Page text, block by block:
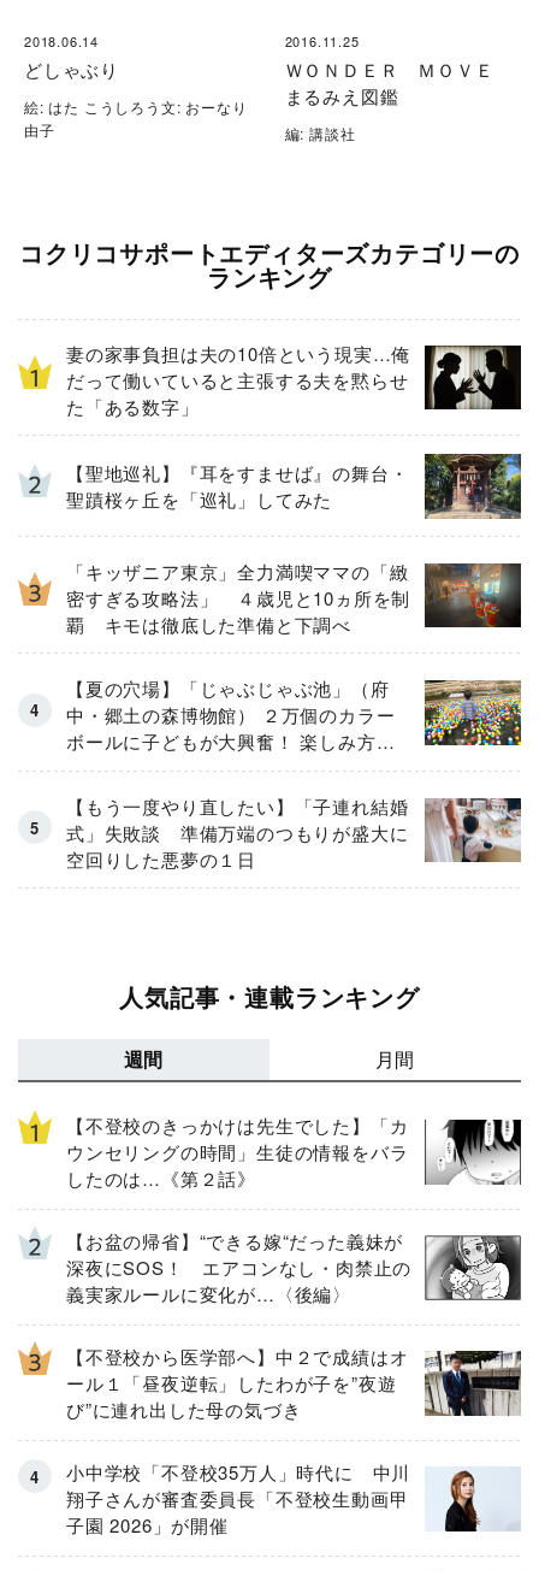
2018.06.14
どしゃぶり
絵: はた こうしろう文: おーなり
由子
2016.11.25
ＷＯＮＤＥＲ ＭＯＶＥ
まるみえ図鑑
編: 講談社
コクリコサポートエディターズカテゴリーの
ランキング
妻の家事負担は夫の10倍という現実…俺
だって働いていると主張する夫を黙らせ
た「ある数字」
【聖地巡礼】『耳をすませば』の舞台・
聖蹟桜ヶ丘を「巡礼」してみた
「キッザニア東京」全力満喫ママの「緻
密すぎる攻略法」 ４歳児と10ヵ所を制
覇 キモは徹底した準備と下調べ
【夏の穴場】「じゃぶじゃぶ池」（府
中・郷土の森博物館） ２万個のカラー
ボールに子どもが大興奮！ 楽しみ方と
注意点をルポ
【もう一度やり直したい】「子連れ結婚
式」失敗談 準備万端のつもりが盛大に
空回りした悪夢の１日
人気記事・連載ランキング
週間 月間
【不登校のきっかけは先生でした】「カ
ウンセリングの時間」生徒の情報をバラ
したのは…《第２話》
【お盆の帰省】“できる嫁“だった義妹が
深夜にSOS！ エアコンなし・肉禁止の
義実家ルールに変化が…〈後編〉
【不登校から医学部へ】中２で成績はオ
ール１「昼夜逆転」したわが子を”夜遊
び”に連れ出した母の気づき
小中学校「不登校35万人」時代に 中川
翔子さんが審査委員長「不登校生動画甲
子園 2026」が開催